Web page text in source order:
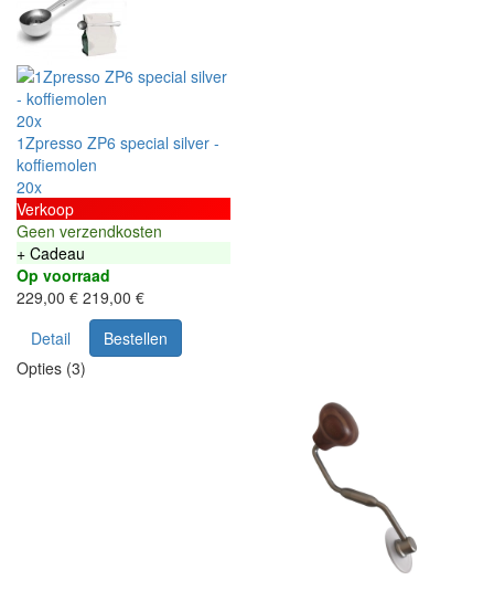
20x
1Zpresso ZP6 special silver -
koffiemolen
20x
Verkoop
Geen verzendkosten
+ Cadeau
Op voorraad
229,00 € 219,00 €
Detail
Bestellen
Opties (3)